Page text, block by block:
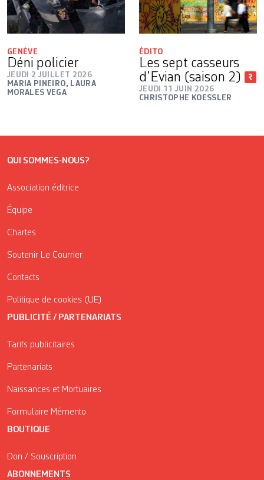
GENÈVE
Déni policier
JEUDI 2 JUILLET 2026
MARIA PINEIRO, LAURA
MORALES VEGA
ÉDITO
Les sept casseurs
d’Evian (saison 2)
JEUDI 11 JUIN 2026
CHRISTOPHE KOESSLER
QUI SOMMES-NOUS?
Association éditrice
Équipe
Chartes
Soutenir Le Courrier
Contacts
Politique de cookies (UE)
PUBLICITÉ / PARTENARIATS
Tarifs publicitaires
Partenariats
Naissances et Mortuaires
Formulaire Mémento
BOUTIQUE
Don / Souscription
ABONNEMENTS